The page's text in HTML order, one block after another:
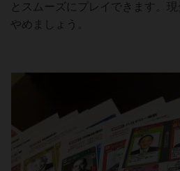
とスムーズにプレイできます。
やめましょう。